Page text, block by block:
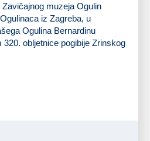
muzeja Ogulin
iz Zagreba, u
Ogulina Bernardinu
320. obljetnice pogibije Zrinskog